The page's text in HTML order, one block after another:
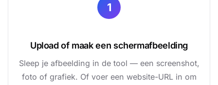
1
Upload of maak een schermafbeelding
Sleep je afbeelding in de tool — een screenshot,
foto of grafiek. Of voer een website-URL in om